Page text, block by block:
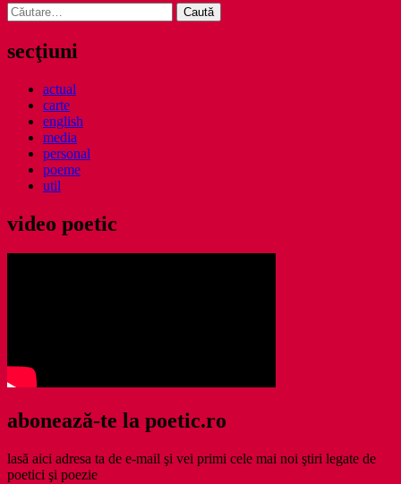
Caută
după:
secţiuni
actual
carte
english
media
personal
poeme
util
video poetic
abonează-te la poetic.ro
lasă aici adresa ta de e-mail şi vei primi cele mai noi ştiri legate de
poetici şi poezie